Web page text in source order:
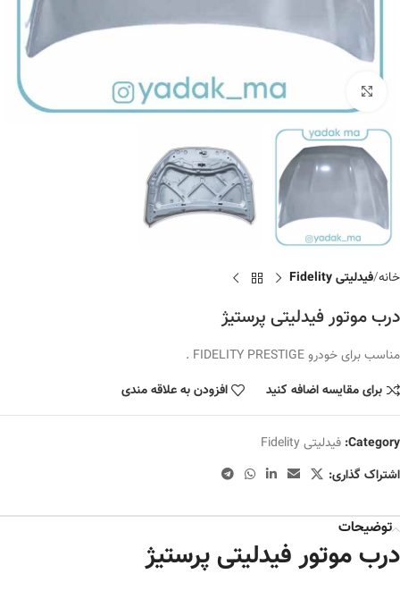
برای بزرگنمایی کلیک کنید
خانه فیدلیتی Fidelity
درب موتور فیدلیتی پرستیژ
مناسب برای خودرو FIDELITY PRESTIGE .
برای مقایسه اضافه کنید
افزودن به علاقه مندی
Category: فیدلیتی Fidelity
اشتراک گذاری:
توضیحات
درب موتور فیدلیتی پرستیژ